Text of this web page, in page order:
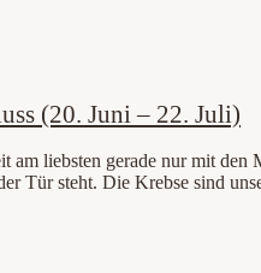
(20. Juni – 22. Juli)
liebsten gerade nur mit
Tür steht. Die Krebse sind